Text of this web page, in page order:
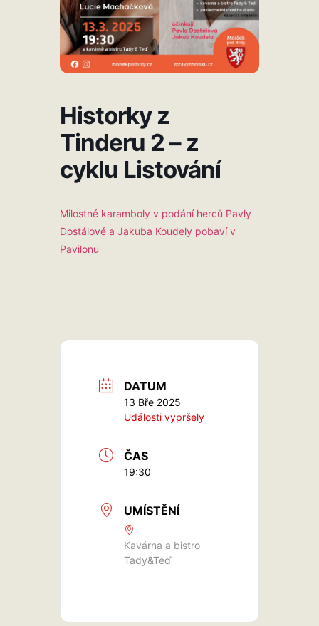
Historky z
Tinderu 2 – z
cyklu Listování
Milostné karamboly v podání herců Pavly
Dostálové a Jakuba Koudely pobaví v
Pavilonu
DATUM
13 Bře 2025
Události vypršely
ČAS
19:30
UMÍSTĚNÍ
Kavárna a bistro
Tady&Teď